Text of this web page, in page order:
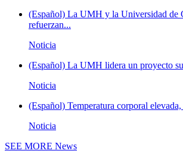
(Español) La UMH y la Universidad de
refuerzan...
Noticia
(Español) La UMH lidera un proyecto
Noticia
(Español) Temperatura corporal
Noticia
SEE MORE News